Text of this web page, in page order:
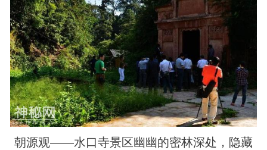
朝源观——水口寺景区幽幽的密林深处，隐藏